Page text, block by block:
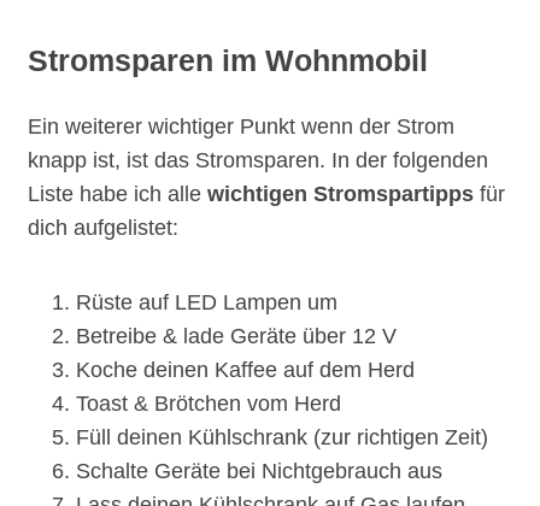
Stromsparen im Wohnmobil
Ein weiterer wichtiger Punkt wenn der Strom
knapp ist, ist das Stromsparen. In der folgenden
Liste habe ich alle wichtigen Stromspartipps für
dich aufgelistet:
Rüste auf LED Lampen um
Betreibe & lade Geräte über 12 V
Koche deinen Kaffee auf dem Herd
Toast & Brötchen vom Herd
Füll deinen Kühlschrank (zur richtigen Zeit)
Schalte Geräte bei Nichtgebrauch aus